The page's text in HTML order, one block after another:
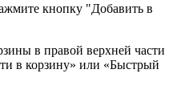
кнопку "Добавить в
в правой верхней части
в корзину» или «Быстрый